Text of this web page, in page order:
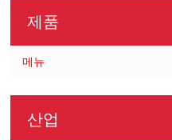
제품
메뉴
산업